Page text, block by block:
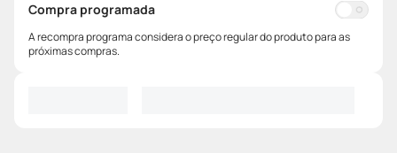
Compra programada
A recompra programa considera o preço regular do produto para as
próximas compras.